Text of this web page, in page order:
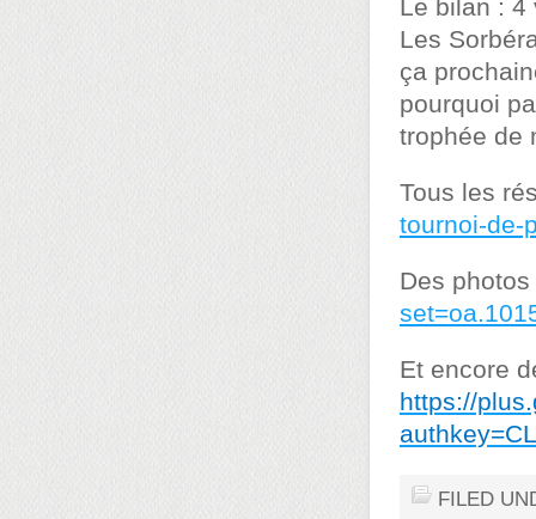
Le bilan : 4
Les
ça
pourquoi
trophée de
Tous les
tournoi-de-
Des
Et encore
https://
FILED